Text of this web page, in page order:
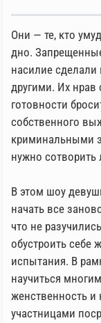
Они — те, кто
дно.
насилие
другими. Их нрав
готовности
собственного
криминальными
нужно
В этом шоу
начать все
что не
обустроить себе
испытания. В
научиться
женственность и
участницами